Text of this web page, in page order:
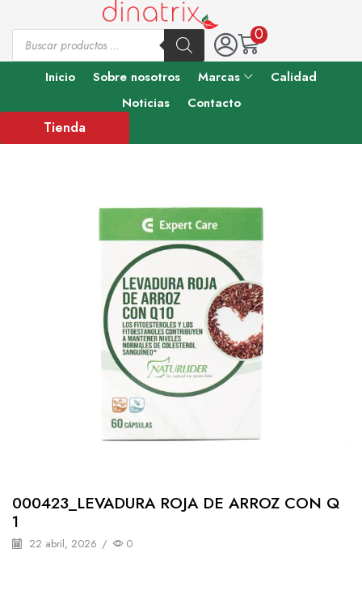
0
Inicio Sobre nosotros Marcas
Calidad
Noticias
Contacto
Tienda
000423_LEVADURA ROJA DE ARROZ CON Q
1
22 abril, 2026 / 0